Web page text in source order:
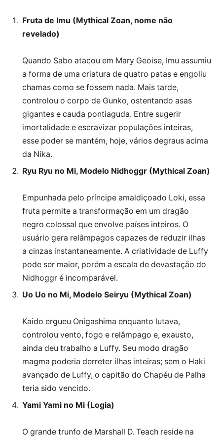
Fruta de Imu (Mythical Zoan, nome não
revelado)
Quando Sabo atacou em Mary Geoise, Imu assumiu
a forma de uma criatura de quatro patas e engoliu
chamas como se fossem nada. Mais tarde,
controlou o corpo de Gunko, ostentando asas
gigantes e cauda pontiaguda. Entre sugerir
imortalidade e escravizar populações inteiras,
esse poder se mantém, hoje, vários degraus acima
da Nika.
Ryu Ryu no Mi, Modelo Nidhoggr (Mythical Zoan)
Empunhada pelo príncipe amaldiçoado Loki, essa
fruta permite a transformação em um dragão
negro colossal que envolve países inteiros. O
usuário gera relâmpagos capazes de reduzir ilhas
a cinzas instantaneamente. A criatividade de Luffy
pode ser maior, porém a escala de devastação do
Nidhoggr é incomparável.
Uo Uo no Mi, Modelo Seiryu (Mythical Zoan)
Kaido ergueu Onigashima enquanto lutava,
controlou vento, fogo e relâmpago e, exausto,
ainda deu trabalho a Luffy. Seu modo dragão
magma poderia derreter ilhas inteiras; sem o Haki
avançado de Luffy, o capitão do Chapéu de Palha
teria sido vencido.
Yami Yami no Mi (Logia)
O grande trunfo de Marshall D. Teach reside na